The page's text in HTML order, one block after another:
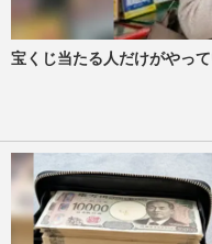
宝くじ当たる人だけがやっ